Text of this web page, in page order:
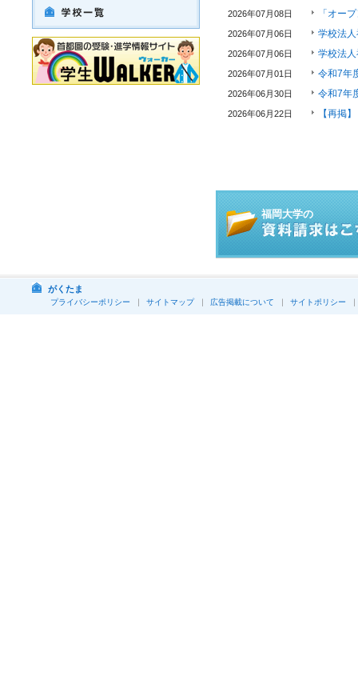
2026年07月08日 「オー
2026年07月06日 学校法
2026年07月06日 学校法
2026年07月01日 令和7年
2026年06月30日 令和7年
2026年06月22日 【再掲
福岡大学の
がくたま
プライバシーポリシー サイトマップ 広告掲載について サイトポリシー